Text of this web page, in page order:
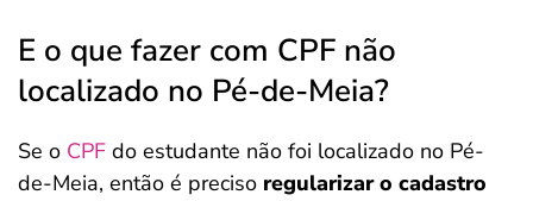
E o que fazer com CPF não
localizado no Pé-de-Meia?
Se o CPF do estudante não foi localizado no Pé-
de-Meia, então é preciso regularizar o cadastro